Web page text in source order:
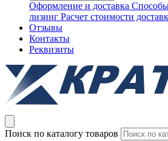
Оформление и доставка
лизинг Расчет стоимости
Отзывы
Контакты
Реквизиты
Поиск по каталогу товаров